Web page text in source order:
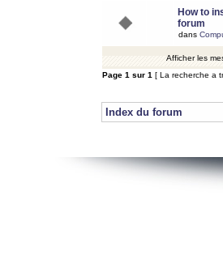
How to
forum
dans
Afficher les
Page 1 sur 1 [ La recherche a
Index du forum